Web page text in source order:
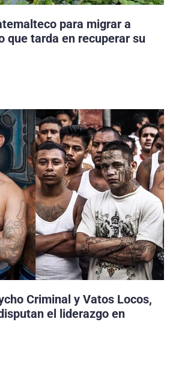
para migrar a
que tarda en recuperar su
Criminal y Vatos Locos,
el liderazgo en